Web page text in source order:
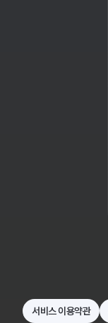
서비스 이용약관